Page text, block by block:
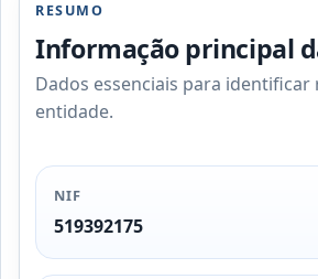
RESUMO
Informação principal
Dados essenciais para identificar
entidade.
NIF
519392175